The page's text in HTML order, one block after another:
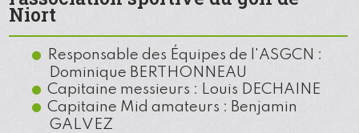
Niort
Responsable des Équipes de l'ASGCN :
Dominique BERTHONNEAU
Capitaine messieurs : Louis DECHAINE
Capitaine Mid amateurs : Benjamin
GALVEZ